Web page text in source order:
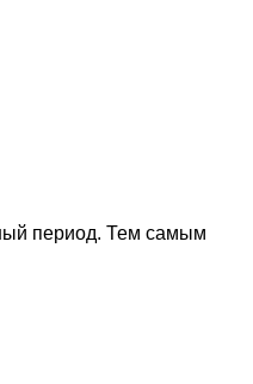
период. Тем самым